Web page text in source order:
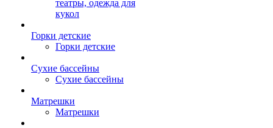
театры, одежда для
кукол
Горки детские
Горки детские
Сухие бассейны
Сухие бассейны
Матрешки
Матрешки